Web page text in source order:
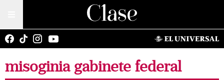
misoginia gabinete federal